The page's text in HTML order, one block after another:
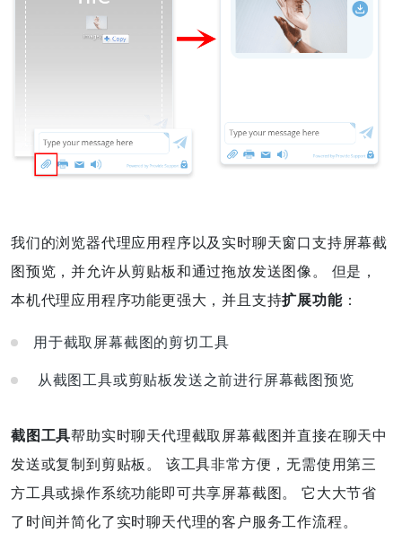
我们的浏览器代理应用程序以及实时聊天窗口支持屏幕截
图预览，并允许从剪贴板和通过拖放发送图像。 但是，
本机代理应用程序功能更强大，并且支持扩展功能：
用于截取屏幕截图的剪切工具
从截图工具或剪贴板发送之前进行屏幕截图预览
截图工具帮助实时聊天代理截取屏幕截图并直接在聊天中
发送或复制到剪贴板。 该工具非常方便，无需使用第三
方工具或操作系统功能即可共享屏幕截图。 它大大节省
了时间并简化了实时聊天代理的客户服务工作流程。